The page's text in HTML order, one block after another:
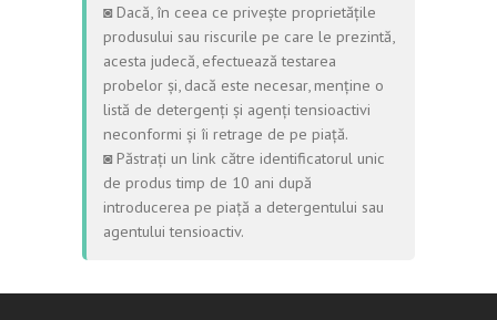
◙ Dacă, în ceea ce privește proprietățile
produsului sau riscurile pe care le prezintă,
acesta judecă, efectuează testarea
probelor și, dacă este necesar, menține o
listă de detergenți și agenți tensioactivi
neconformi și îi retrage de pe piață.
◙ Păstrați un link către identificatorul unic
de produs timp de 10 ani după
introducerea pe piață a detergentului sau
agentului tensioactiv.